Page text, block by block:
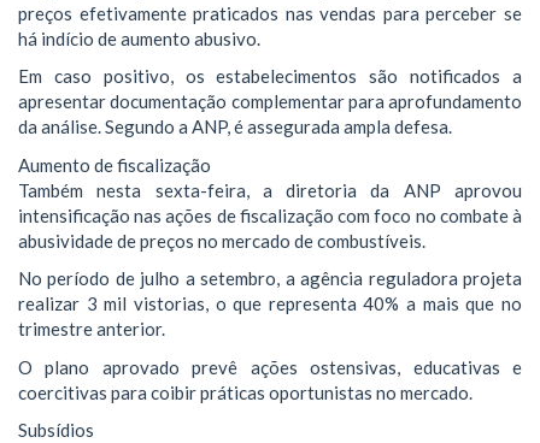
preços efetivamente praticados nas vendas para perceber se
há indício de aumento abusivo.
Em caso positivo, os estabelecimentos são notificados a
apresentar documentação complementar para aprofundamento
da análise. Segundo a ANP, é assegurada ampla defesa.
Aumento de fiscalização
Também nesta sexta-feira, a diretoria da ANP aprovou
intensificação nas ações de fiscalização com foco no combate à
abusividade de preços no mercado de combustíveis.
No período de julho a setembro, a agência reguladora projeta
realizar 3 mil vistorias, o que representa 40% a mais que no
trimestre anterior.
O plano aprovado prevê ações ostensivas, educativas e
coercitivas para coibir práticas oportunistas no mercado.
Subsídios